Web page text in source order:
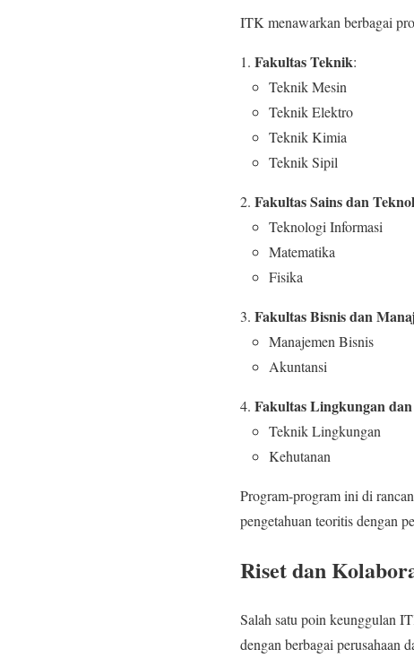
ITK menawarkan berbagai
Fakultas Teknik:
Teknik Mesin
Teknik Elektro
Teknik Kimia
Teknik Sipil
Fakultas Sains dan
Teknologi Informasi
Matematika
Fisika
Fakultas Bisnis dan
Manajemen Bisnis
Akuntansi
Fakultas Lingkungan
Teknik Lingkungan
Kehutanan
Program-program ini di
pengetahuan teoritis dengan
Riset dan
Salah satu poin keunggulan
dengan berbagai perusahaan